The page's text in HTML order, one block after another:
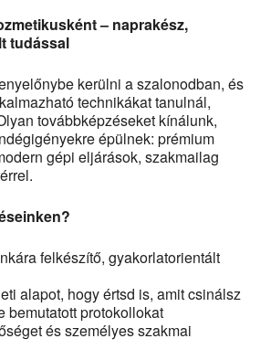
– naprakész,
tudással
kerülni a szalonodban, és
technikákat tanulnál,
továbbképzéseket kínálunk,
épülnek: prémium
gépi eljárások, szakmailag
felkészítő, gyakorlatorientált
alapot, hogy értsd is, amit csinálsz
bemutatott protokollokat
és személyes szakmai